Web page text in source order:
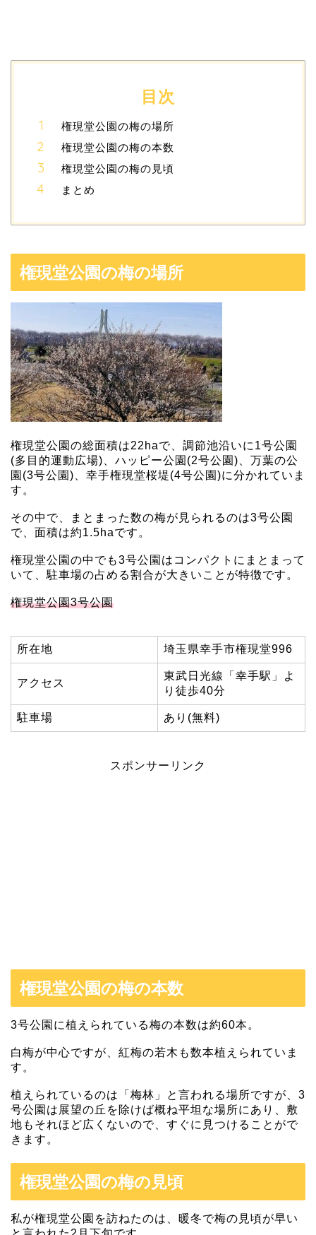
目次
権現堂公園の梅の場所
権現堂公園の梅の本数
権現堂公園の梅の見頃
まとめ
権現堂公園の梅の場所
権現堂公園の総面積は22haで、調節池沿いに1号公園
(多目的運動広場)、ハッピー公園(2号公園)、万葉の公
園(3号公園)、幸手権現堂桜堤(4号公園)に分かれていま
す。
その中で、まとまった数の梅が見られるのは3号公園
で、面積は約1.5haです。
権現堂公園の中でも3号公園はコンパクトにまとまって
いて、駐車場の占める割合が大きいことが特徴です。
権現堂公園3号公園
所在地 埼玉県幸手市権現堂996
アクセス
東武日光線「幸手駅」よ
り徒歩40分
駐車場 あり(無料)
スポンサーリンク
権現堂公園の梅の本数
3号公園に植えられている梅の本数は約60本。
白梅が中心ですが、紅梅の若木も数本植えられていま
す。
植えられているのは「梅林」と言われる場所ですが、3
号公園は展望の丘を除けば概ね平坦な場所にあり、敷
地もそれほど広くないので、すぐに見つけることがで
きます。
権現堂公園の梅の見頃
私が権現堂公園を訪ねたのは、暖冬で梅の見頃が早い